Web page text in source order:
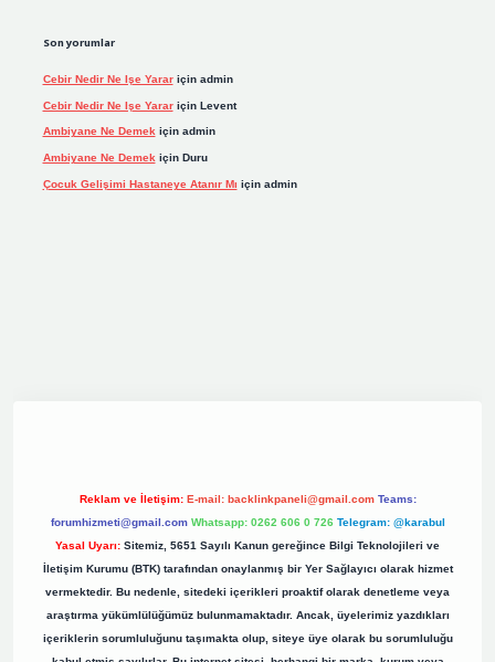
Son yorumlar
Cebir Nedir Ne Işe Yarariçin admin
Cebir Nedir Ne Işe Yarariçin Levent
Ambiyane Ne Demekiçin admin
Ambiyane Ne Demek için Duru
Çocuk Gelişimi Hastaneye Atanır Mı için admin
Reklam ve İletişim: E-mail: backlinkpaneli@gmail.com Teams:
forumhizmeti@gmail.com Whatsapp: 0262 606 0 726 Telegram: @karabul
Yasal Uyarı: Sitemiz, 5651 Sayılı Kanun gereğince Bilgi Teknolojileri ve
İletişim Kurumu (BTK) tarafından onaylanmış bir Yer Sağlayıcı olarak hizmet
vermektedir. Bu nedenle, sitedeki içerikleri proaktif olarak denetleme veya
araştırma yükümlülüğümüz bulunmamaktadır. Ancak, üyelerimiz yazdıkları
içeriklerin sorumluluğunu taşımakta olup, siteye üye olarak bu sorumluluğu